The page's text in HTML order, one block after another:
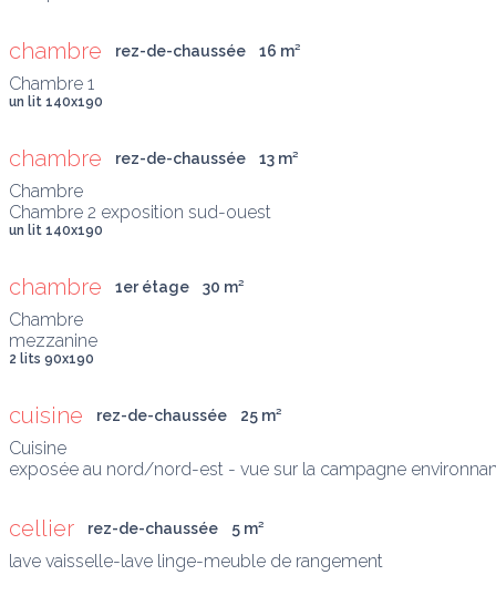
chambre rez-de-chaussée 16 m²
un lit 140x190
chambre rez-de-chaussée 13 m²
Chambre
Chambre 2 exposition sud-ouest
un lit 140x190
chambre 1er étage 30 m²
Chambre
mezzanine
2 lits 90x190
cuisine rez-de-chaussée 25 m²
Cuisine
exposée au nord/nord-est - vue sur la campagne
cellier rez-de-chaussée 5 m²
lave vaisselle-lave linge-meuble de rangement